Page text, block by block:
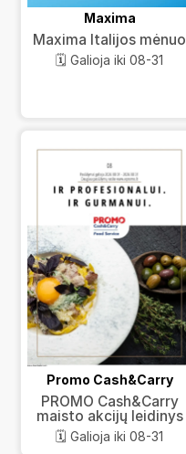
Maxima
Maxima Italijos mėnuo
🗓️ Galioja iki 08-31
Promo Cash&Carry
PROMO Cash&Carry
maisto akcijų leidinys
🗓️ Galioja iki 08-31